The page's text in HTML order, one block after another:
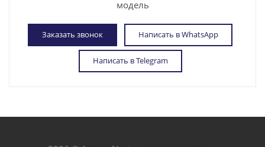
модель
Заказать звонок Написать в WhatsApp
Написать в Telegram